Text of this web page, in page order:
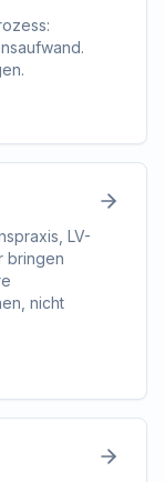
LV-
bringen
nicht